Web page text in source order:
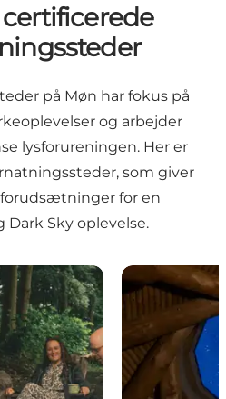
certificerede
på Møn har fokus på
og arbejder
lysforureningen. Her er
som giver
for en
Sky oplevelse.
Sneglehuset